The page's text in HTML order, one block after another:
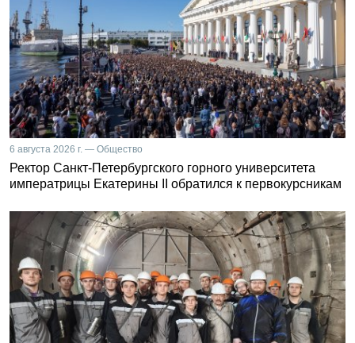
6 августа 2026 г. — Общество
Ректор Санкт-Петербургского горного университета
императрицы Екатерины II обратился к первокурсникам